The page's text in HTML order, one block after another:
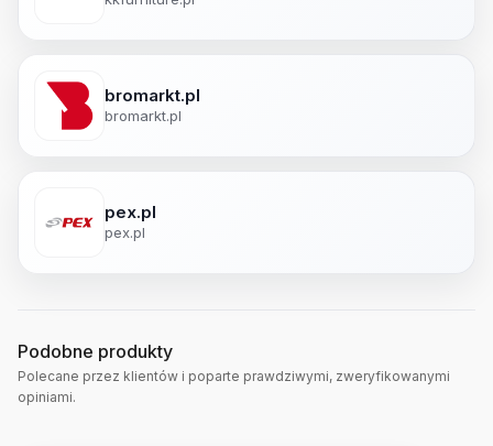
bromarkt.pl
bromarkt.pl
pex.pl
pex.pl
Podobne produkty
Polecane przez klientów i poparte prawdziwymi, zweryfikowanymi
opiniami.